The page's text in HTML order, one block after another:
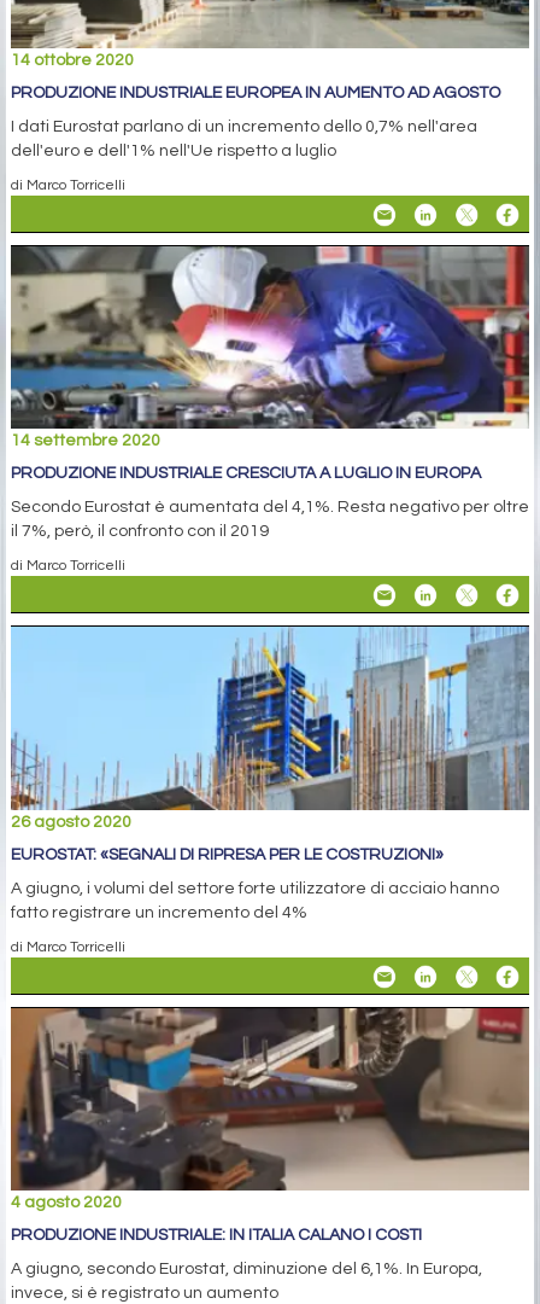
14 ottobre 2020
PRODUZIONE INDUSTRIALE EUROPEA IN AUMENTO AD AGOSTO
I dati Eurostat parlano di un incremento dello 0,7% nell'area
dell'euro e dell'1% nell'Ue rispetto a luglio
di Marco Torricelli
14 settembre 2020
PRODUZIONE INDUSTRIALE CRESCIUTA A LUGLIO IN EUROPA
Secondo Eurostat è aumentata del 4,1%. Resta negativo per oltre
il 7%, però, il confronto con il 2019
di Marco Torricelli
26 agosto 2020
EUROSTAT: «SEGNALI DI RIPRESA PER LE COSTRUZIONI»
A giugno, i volumi del settore forte utilizzatore di acciaio hanno
fatto registrare un incremento del 4%
di Marco Torricelli
4 agosto 2020
PRODUZIONE INDUSTRIALE: IN ITALIA CALANO I COSTI
A giugno, secondo Eurostat, diminuzione del 6,1%. In Europa,
invece, si è registrato un aumento